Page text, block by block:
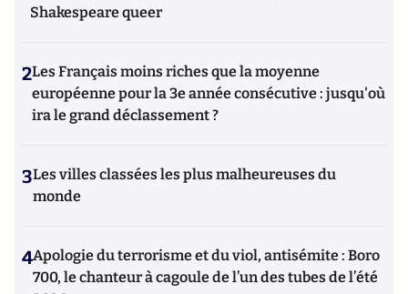
Shakespeare queer
2Les Français moins riches que la moyenne
européenne pour la 3e année consécutive : jusqu'où
ira le grand déclassement ?
3Les villes classées les plus malheureuses du
monde
4Apologie du terrorisme et du viol, antisémite : Boro
700, le chanteur à cagoule de l’un des tubes de l’été